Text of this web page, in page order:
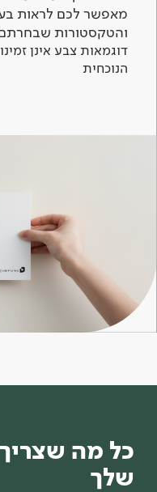
מאפשר לכם לראות
והטקסטורות
דוגמאות צבע אינן
הנוכחית
כל מה
שלך